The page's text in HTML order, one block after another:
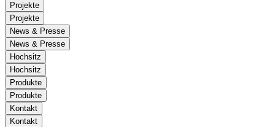
Projekte
Projekte
News & Presse
News & Presse
Hochsitz
Hochsitz
Produkte
Produkte
Kontakt
Kontakt